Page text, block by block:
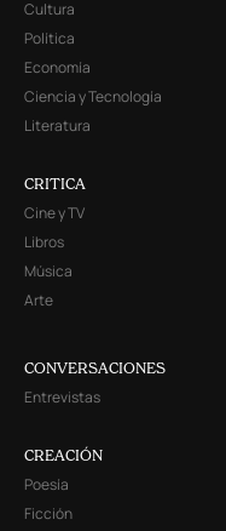
Cultura
Política
Economía
Ciencia y Tecnología
Literatura
CRITICA
Cine y TV
Libros
Música
Arte
CONVERSACIONES
Entrevistas
CREACIÓN
Poesía
Ficción